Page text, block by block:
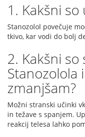
1. Kakšni
Stanozolol povečuje
tkivo, kar vodi do bolj
2. Kakšni
Stanozolola
zmanjšam?
Možni stranski učinki
in težave s spanjem.
reakcij telesa lahko